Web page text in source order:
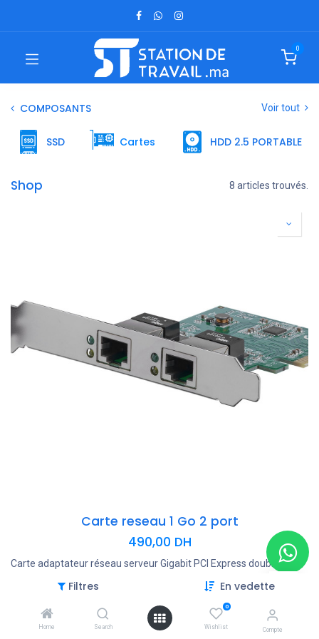
Filtres En vedette
Home Search
0
Wishlist Compte
0
COMPOSANTS Voir tout
SSD Cartes HDD 2.5 PORTABLE
Shop 8 articles trouvés.
Carte reseau 1 Go 2 port
490,00 DH
Carte adaptateur réseau serveur Gigabit PCI Express double port -
1 Gbps PCIe NIC - Adaptateur serveur double port - Carte Ethernet
2 ports (ST1000SPEXD4) - Adaptateur réseau - PCIe profil bas -
Gigabit Ethernet x 2